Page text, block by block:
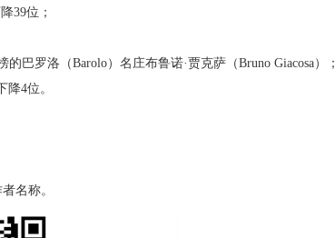
39位；
罗洛（Barolo）名庄布鲁诺·贾克萨（Bruno Giacosa）；
4位。
名称。